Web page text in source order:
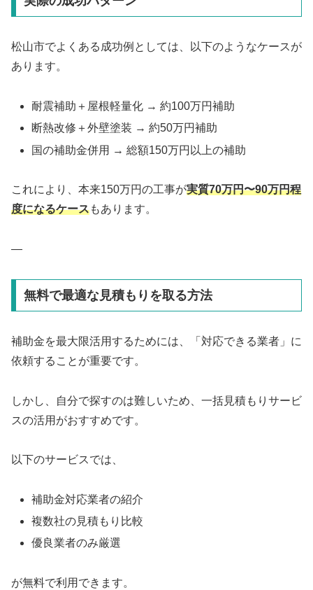
松山市でよくある成功例としては、以下のようなケースが
あります。
耐震補助＋屋根軽量化 → 約100万円補助
断熱改修＋外壁塗装 → 約50万円補助
国の補助金併用 → 総額150万円以上の補助
これにより、本来150万円の工事が実質70万円〜90万円程
度になるケースもあります。
—
無料で最適な見積もりを取る方法
補助金を最大限活用するためには、「対応できる業者」に
依頼することが重要です。
しかし、自分で探すのは難しいため、一括見積もりサービ
スの活用がおすすめです。
以下のサービスでは、
補助金対応業者の紹介
複数社の見積もり比較
優良業者のみ厳選
が無料で利用できます。